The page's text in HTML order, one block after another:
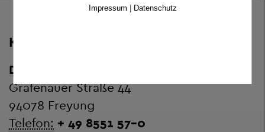
KONTAKT
Dienstgebäude Königsfeld
Grafenauer Straße 44
94078 Freyung
Telefon: + 49 8551 57-0
Impressum Datenschutz